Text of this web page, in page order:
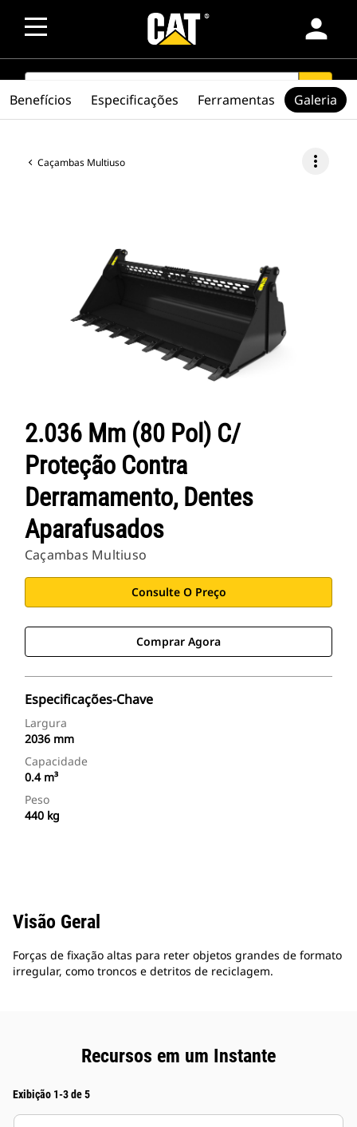
person
SEARCH search
Caçambas Multiuso more_vert
2.036 Mm (80 Pol) C/
Proteção Contra
Derramamento, Dentes
Aparafusados
Caçambas Multiuso
Consulte O Preço
Comprar Agora
Especificações-Chave
Largura
2036 mm
Capacidade
0.4 m³
Peso
440 kg
Benefícios Especificações Ferramentas Galeria
Visão Geral
Forças de fixação altas para reter objetos grandes de formato
irregular, como troncos e detritos de reciclagem.
Recursos em um Instante
Exibição 1-3 de 5